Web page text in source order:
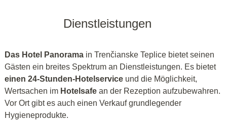
Dienstleistungen
Das Hotel Panorama in Trenčianske Teplice bietet seinen
Gästen ein breites Spektrum an Dienstleistungen. Es bietet
einen 24-Stunden-Hotelservice und die Möglichkeit,
Wertsachen im Hotelsafe an der Rezeption aufzubewahren.
Vor Ort gibt es auch einen Verkauf grundlegender
Hygieneprodukte.